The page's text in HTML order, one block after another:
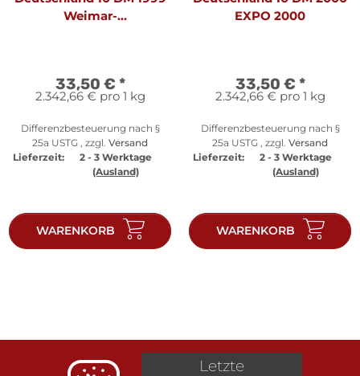
Weimar-
33,50 € *
2.342,66 € pro 1 kg
Differenzbesteuerung nach §
25a USTG , zzgl. Versand
Lieferzeit:
2 - 3 Werktage
(Ausland)
WARENKORB
EXPO 2000
33,50 € *
2.342,66 € pro 1 kg
Differenzbesteuerung nach §
25a USTG , zzgl. Versand
Lieferzeit:
2 - 3 Werktage
(Ausland)
WARENKORB
Letzte